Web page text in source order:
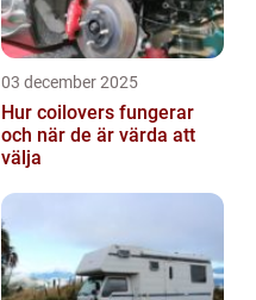
03 december 2025
Hur coilovers fungerar
och när de är värda att
välja